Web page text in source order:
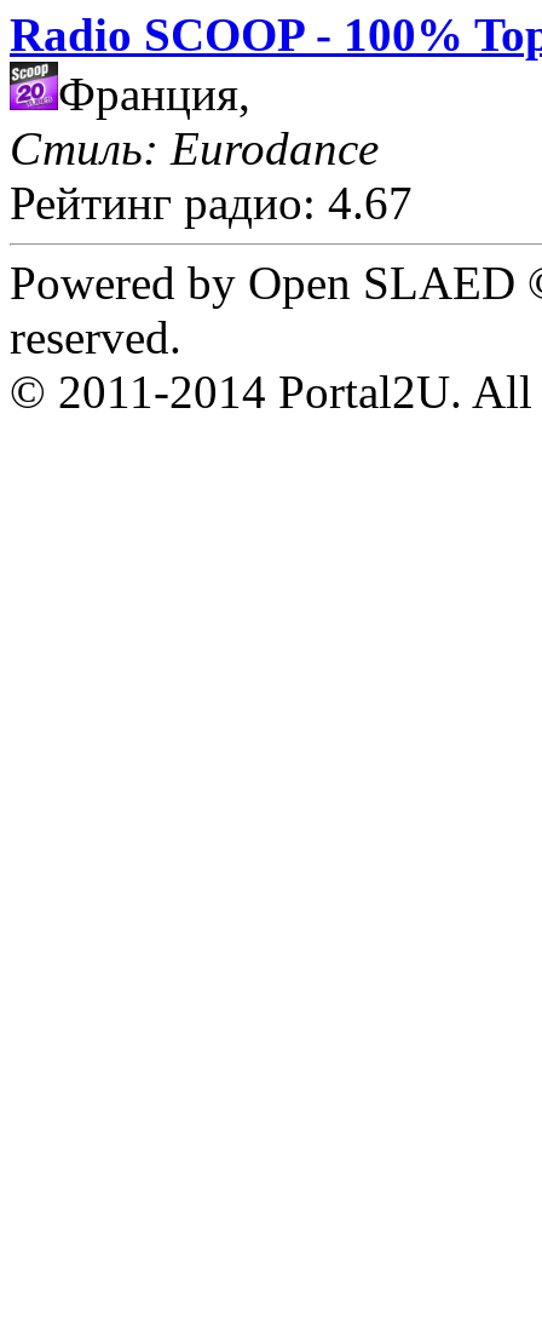
Radio SCOOP - 100%
Франция,
Стиль: Eurodance
Рейтинг радио: 4.67
Powered by Open
reserved.
© 2011-2014 Portal2U. All